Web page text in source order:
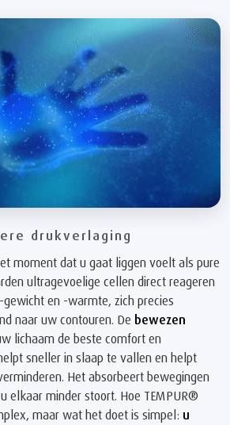
drukverlaging
moment dat u gaat liggen voelt als pure
ultragevoelige cellen direct reageren
en -warmte, zich precies
naar uw contouren. De bewezen
lichaam de beste comfort en
sneller in slaap te vallen en helpt
Het absorbeert bewegingen
elkaar minder stoort. Hoe TEMPUR®
maar wat het doet is simpel: u